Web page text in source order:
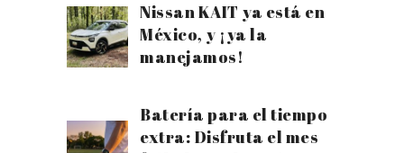
Nissan KAIT ya está en
México, y ¡ya la
manejamos!
Batería para el tiempo
extra: Disfruta el mes